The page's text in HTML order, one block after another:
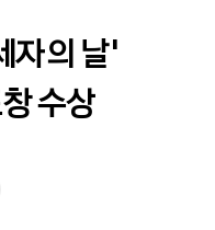
의 날’
수상